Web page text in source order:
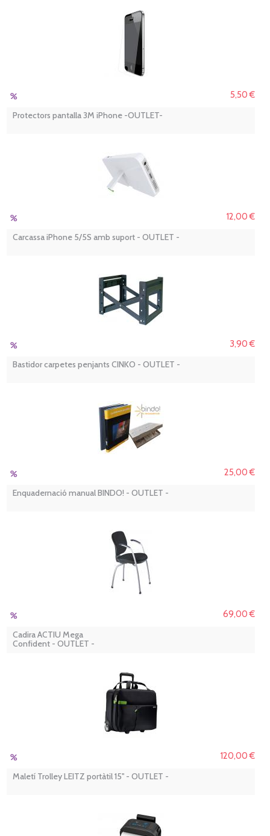
5,50 €
Protectors pantalla 3M iPhone -OUTLET-
12,00 €
Carcassa iPhone 5/5S amb suport - OUTLET -
3,90 €
Bastidor carpetes penjants CINKO - OUTLET -
25,00 €
Enquadernació manual BINDO! - OUTLET -
69,00 €
Cadira ACTIU Mega
Confident - OUTLET -
120,00 €
Maletí Trolley LEITZ portàtil 15'' - OUTLET -